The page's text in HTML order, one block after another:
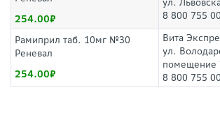
254.00
ул.
8 800 755
Рамиприл таб. 10мг №30
Реневал
254.00
Вита
ул.
8 800 755